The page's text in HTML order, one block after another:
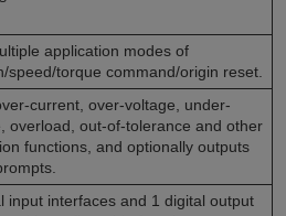
application modes of
speed/torque command/origin reset.
current, over-voltage, under-
overload, out-of-tolerance and other
functions, and optionally outputs
input interfaces and 1 digital output